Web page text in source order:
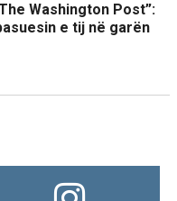
Washington Post”:
e tij në garën